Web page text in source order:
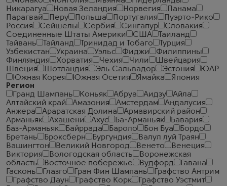
Никарагуа
Новая Зеландия Норвегия
Панама
Парагвай
Перу Польша Португалия
Пуэрто-Рико
Россия
Сейшелы Сербия Сингапур
Словакия
Соединенные Штаты Америки
США
Таиланд
Тайвань
Тайланд Тринидад и Тобаго
Турция
Узбекистан
Украина Уэльс Фиджи
Филиппины
Финляндия
Хорватия Чехия Чили
Швейцария
Швеция
Шотландия Эль Сальвадор Эстония
ЮАР
Южная Корея
Южная Осетия Ямайка
Япония
Регион
Гранд Шампань
Коньяк Абруа Аидзу
Айла
Алтайский край
Амазония Амстердам
Андалусия
Анжера
Араратская Долина
Армавирский район
Арманьяк
Ахашени Ахус Ба-Арманьяк
Бавария
Баз-Арманьяк
Байррада Бароло Бон Буа
Бордо
Бретань
Броксберн Бургундия
Валул луй Траян
Вашингтон
Великий Новгород Венето
Венеция
Виктория
Вологодская область
Воронежская
область
Восточное побережье Вудфорд
Гавана
Гасконь
Глазго Гран Фин Шампань
Графство Антрим
Графство Даун
Графство Корк
Графство Уэстмит